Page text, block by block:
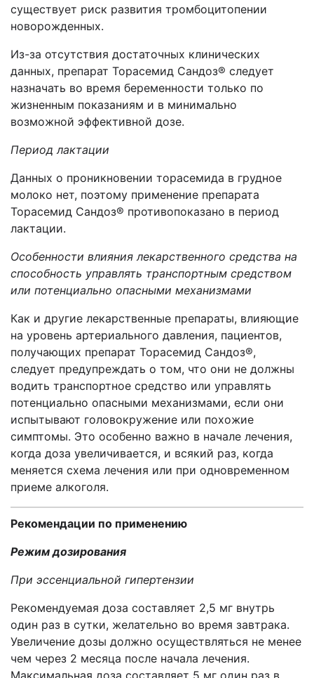
существует риск развития тромбоцитопении
новорожденных.
Из-за отсутствия достаточных клинических
данных, препарат Торасемид Сандоз® следует
назначать во время беременности только по
жизненным показаниям и в минимально
возможной эффективной дозе.
Период лактации
Данных о проникновении торасемида в грудное
молоко нет, поэтому применение препарата
Торасемид Сандоз® противопоказано в период
лактации.
Особенности влияния лекарственного средства на
способность управлять транспортным средством
или потенциально опасными механизмами
Как и другие лекарственные препараты, влияющие
на уровень артериального давления, пациентов,
получающих препарат Торасемид Сандоз®,
следует предупреждать о том, что они не должны
водить транспортное средство или управлять
потенциально опасными механизмами, если они
испытывают головокружение или похожие
симптомы. Это особенно важно в начале лечения,
когда доза увеличивается, и всякий раз, когда
меняется схема лечения или при одновременном
приеме алкоголя.
Рекомендации по применению
Режим дозирования
При эссенциальной гипертензии
Рекомендуемая доза составляет 2,5 мг внутрь
один раз в сутки, желательно во время завтрака.
Увеличение дозы должно осуществляться не менее
чем через 2 месяца после начала лечения.
Максимальная доза составляет 5 мг один раз в